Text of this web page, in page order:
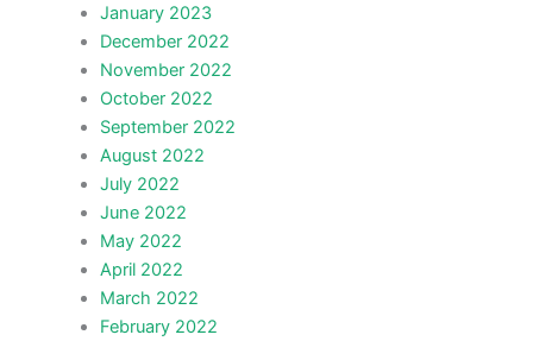
January 2023
December 2022
November 2022
October 2022
September 2022
August 2022
July 2022
June 2022
May 2022
April 2022
March 2022
February 2022